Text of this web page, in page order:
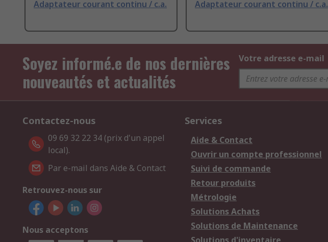
Adaptateur courant continu / c.a.
Adaptateur courant continu / c.a.
Soyez informé.e de nos dernières
nouveautés et actualités
Votre adresse e-mail
Contactez-nous
09 69 32 22 34 (prix d'un appel
local).
Par e-mail dans Aide & Contact
Retrouvez-nous sur
Nous acceptons
Services
Aide & Contact
Ouvrir un compte professionnel
Suivi de commande
Retour produits
Métrologie
Solutions Achats
Solutions de Maintenance